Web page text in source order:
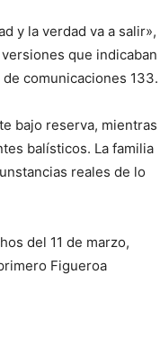
y la verdad va a salir»,
que indicaban
comunicaciones 133.
bajo reserva, mientras
balísticos. La familia
reales de lo
del 11 de marzo,
Figueroa